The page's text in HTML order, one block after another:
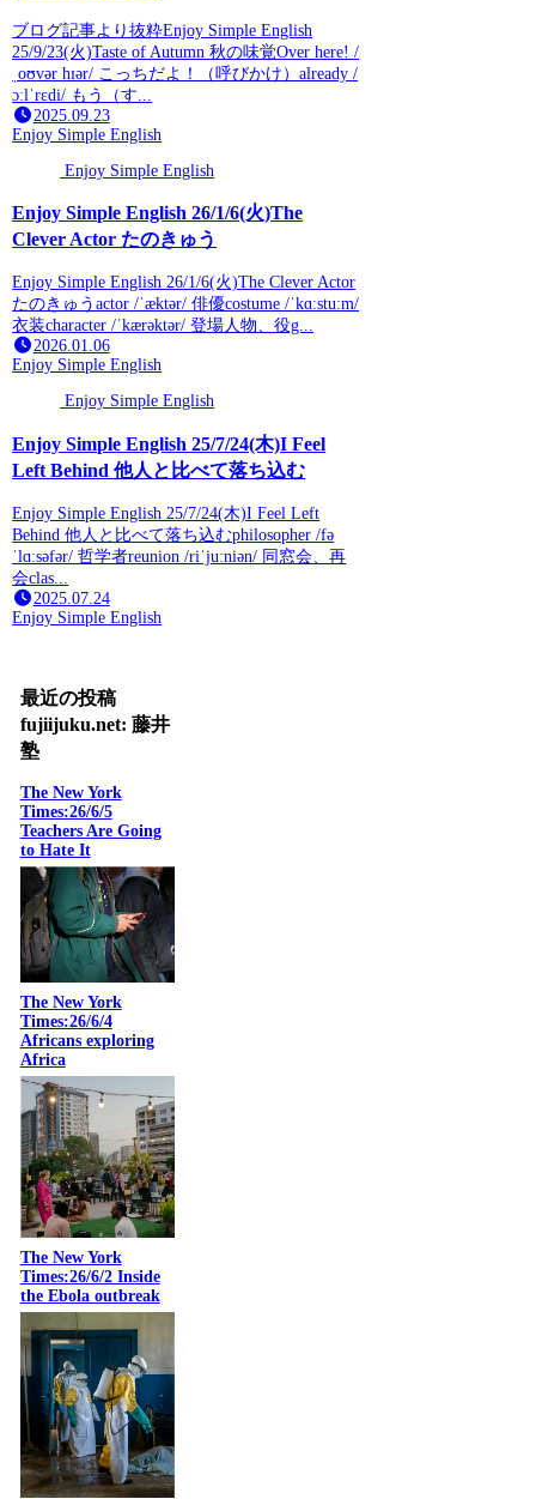
ブログ記事より抜粋Enjoy Simple English
25/9/23(火)Taste of Autumn 秋の味覚Over here! /
ˌoʊvər hɪər/ こっちだよ！（呼びかけ）already /
ɔːlˈrɛdi/ もう（す...
2025.09.23
Enjoy Simple English
Enjoy Simple English
Enjoy Simple English 26/1/6(火)The
Clever Actor たのきゅう
Enjoy Simple English 26/1/6(火)The Clever Actor
たのきゅうactor /ˈæktər/ 俳優costume /ˈkɑːstuːm/
衣装character /ˈkærəktər/ 登場人物、役g...
2026.01.06
Enjoy Simple English
Enjoy Simple English
Enjoy Simple English 25/7/24(木)I Feel
Left Behind 他人と比べて落ち込む
Enjoy Simple English 25/7/24(木)I Feel Left
Behind 他人と比べて落ち込むphilosopher /fə
ˈlɑːsəfər/ 哲学者reunion /riˈjuːniən/ 同窓会、再
会clas...
2025.07.24
Enjoy Simple English
最近の投稿
fujiijuku.net: 藤井
塾
The New York
Times:26/6/5
Teachers Are Going
to Hate It
The New York
Times:26/6/4
Africans exploring
Africa
The New York
Times:26/6/2 Inside
the Ebola outbreak